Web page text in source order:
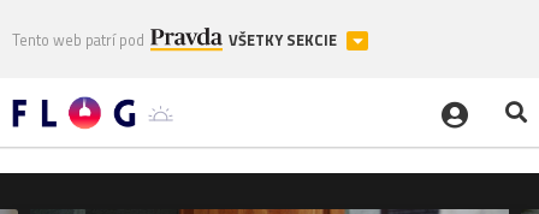
Tento web patrí pod VŠETKY SEKCIE